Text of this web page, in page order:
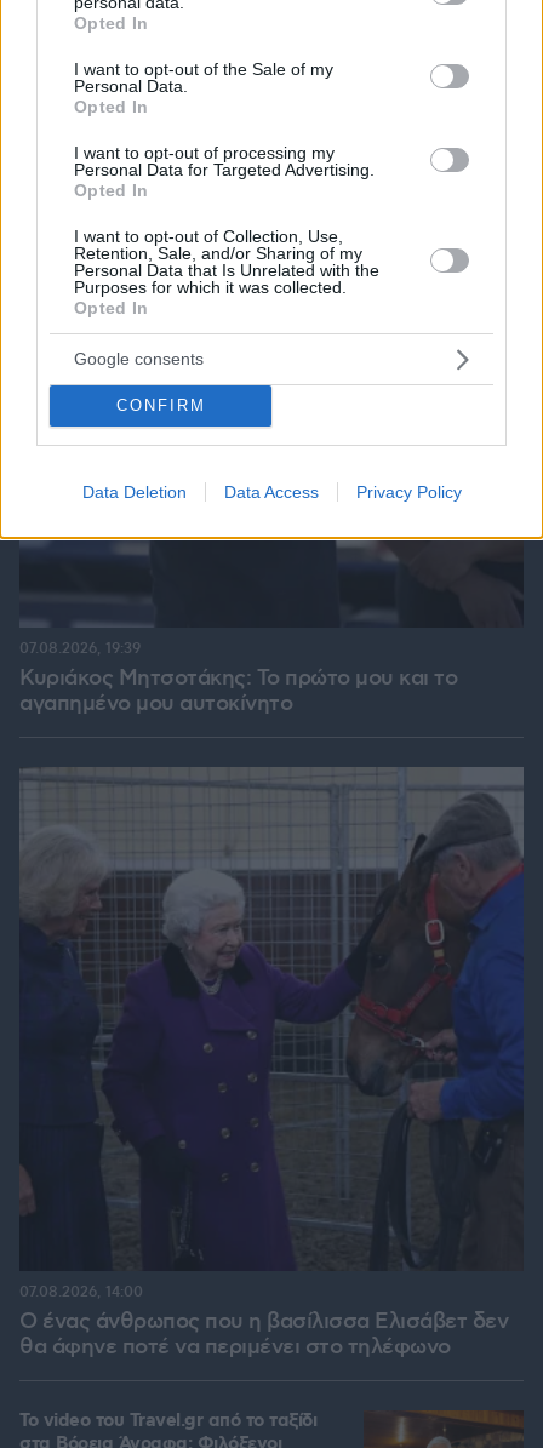
grant or deny consent to Google and its third-party tags to
use your data for below specified purposes in below Google
consent section.
Opted In
I want to opt-out of the Sale of my
Personal Data.
Opted In
I want to opt-out of processing my
Personal Data for Targeted Advertising.
Opted In
I want to opt-out of Collection, Use,
Retention, Sale, and/or Sharing of my
Personal Data that Is Unrelated with the
Purposes for which it was collected.
Opted In
Google consents
CONFIRM
Data Deletion Data Access Privacy Policy
Καρκίνος παχέος εντέρου: Το απλό τεστ που
συνδέθηκε με 50% λιγότερους θανάτους – Το
παράδειγμα της Ισπανίας
Κυριάκος Μητσοτάκης: Το πρώτο μου και το
αγαπημένο μου αυτοκίνητο
07.08.2026, 19:39
Ο ένας άνθρωπος που η βασίλισσα Ελισάβετ δεν
θα άφηνε ποτέ να περιμένει στο τηλέφωνο
07.08.2026, 14:00
To video του Travel.gr από το ταξίδι